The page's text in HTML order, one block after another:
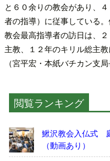
と６０余りの教会があり、
者の指導）に従事している
教会最高指導者の訪日は、
主教、１２年のキリル総主
（宮平宏・本紙バチカン支局
閲覧ランキング
鰍沢教会入仏式
（動画あり）